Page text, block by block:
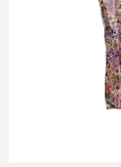
ドリスヴァンノッテン
ースリーブトッ
買取